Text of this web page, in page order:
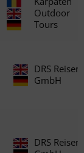
Outdoor
Tours
DRS Reisen
GmbH
DRS Reisen